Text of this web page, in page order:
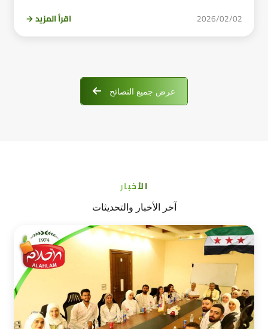
2026/02/02 اقرأ المزيد →
عرض جميع النصائح
الأخبار
آخر الأخبار والتحديثات